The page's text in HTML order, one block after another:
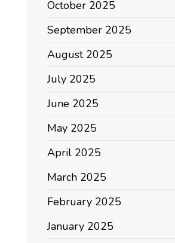
October 2025
September 2025
August 2025
July 2025
June 2025
May 2025
April 2025
March 2025
February 2025
January 2025